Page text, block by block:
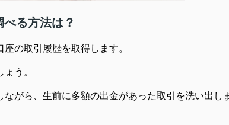
る方法は？
の取引履歴を取得します。
う。
がら、生前に多額の出金があった取引を洗い出し